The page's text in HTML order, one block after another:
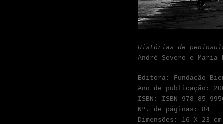
Histórias de
André Severo e Maria
Editora: Fundação
Ano de publicação:
ISBN: ISBN 978-85-
Nº. de páginas: 84
Dimensões: 16 X 23 cm